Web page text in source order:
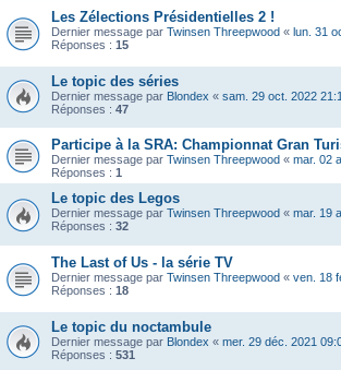
Les Zélections Présidentielles 2 !
Dernier message par Twinsen Threepwood « lun. 31
Réponses : 15
Le topic des séries
Dernier message par Blondex « sam. 29 oct. 2022
Réponses : 47
Participe à la SRA: Championnat Gran
Dernier message par Twinsen Threepwood « mar. 02
Réponses : 1
Le topic des Legos
Dernier message par Twinsen Threepwood « mar. 19
Réponses : 32
The Last of Us - la série TV
Dernier message par Twinsen Threepwood « ven. 18
Réponses : 18
Le topic du noctambule
Dernier message par Blondex « mer. 29 déc. 2021
Réponses : 531